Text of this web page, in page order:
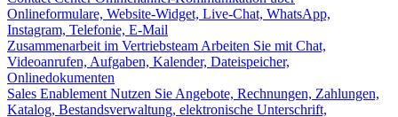
Onlineformulare, Website-Widget, Live-Chat, WhatsApp,
Instagram, Telefonie, E-Mail
Zusammenarbeit im Vertriebsteam Arbeiten Sie mit Chat,
Videoanrufen, Aufgaben, Kalender, Dateispeicher,
Onlinedokumenten
Sales Enablement Nutzen Sie Angebote, Rechnungen, Zahlungen,
Katalog, Bestandsverwaltung, elektronische Unterschrift,